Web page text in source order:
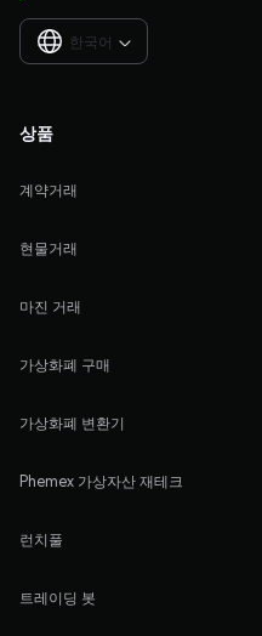
한국어 
상품
계약거래
현물거래
마진 거래
가상화폐 구매
가상화폐 변환기
Phemex 가상자산 재테크
런치풀
트레이딩 봇